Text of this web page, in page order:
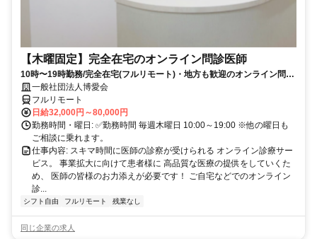
【木曜固定】完全在宅のオンライン問診医師
10時〜19時勤務/完全在宅(フルリモート)・地方も歓迎のオンライン問診
業務一般社団法人博愛会
フルリモート
日給32,000円～80,000円
勤務時間・曜日: ✅勤務時間 毎週木曜日 10:00～19:00 ※他の曜日も
ご相談に乗れます。
仕事内容: スキマ時間に医師の診察が受けられる オンライン診療サー
ビス。 事業拡大に向けて患者様に 高品質な医療の提供をしていくた
め、 医師の皆様のお力添えが必要です！ ご自宅などでのオンライン
診...
シフト自由 フルリモート 残業なし
同じ企業の求人